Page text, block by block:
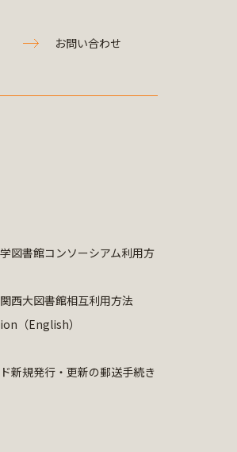
お問い合わせ
図書館コンソーシアム利用方
西大図書館相互利用方法
（English）
新規発行・更新の郵送手続き